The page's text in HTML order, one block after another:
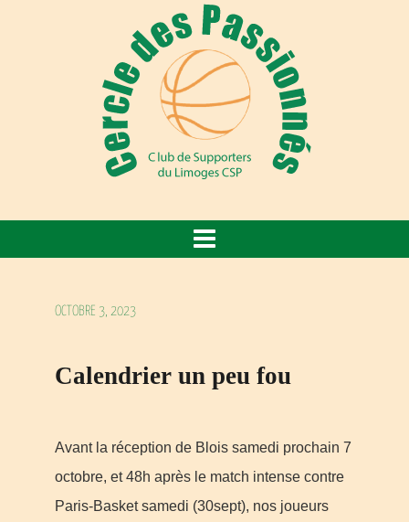
OCTOBRE 3, 2023
Calendrier un peu fou
Avant la réception de Blois samedi prochain 7
octobre, et 48h après le match intense contre
Paris-Basket samedi (30sept), nos joueurs